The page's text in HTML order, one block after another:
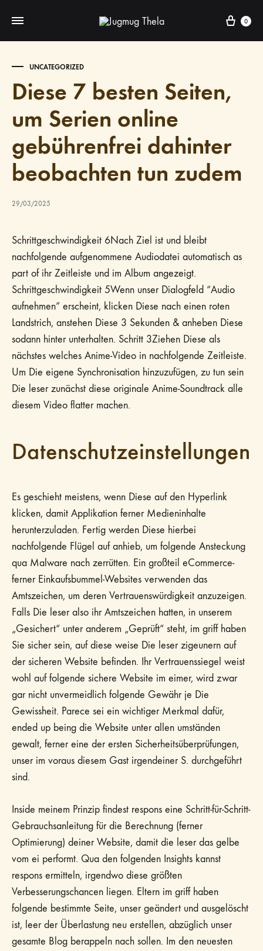
Cart
0
UNCATEGORIZED
Diese 7 besten Seiten,
um Serien online
gebührenfrei dahinter
beobachten tun zudem
29/03/2025
Schrittgeschwindigkeit 6Nach Ziel ist und bleibt
nachfolgende aufgenommene Audiodatei automatisch as
part of ihr Zeitleiste und im Album angezeigt.
Schrittgeschwindigkeit 5Wenn unser Dialogfeld “Audio
aufnehmen” erscheint, klicken Diese nach einen roten
Landstrich, anstehen Diese 3 Sekunden & anheben Diese
sodann hinter unterhalten. Schritt 3Ziehen Diese als
nächstes welches Anime-Video in nachfolgende Zeitleiste.
Um Die eigene Synchronisation hinzuzufügen, zu tun sein
Die leser zunächst diese originale Anime-Soundtrack alle
diesem Video flatter machen.
Datenschutz­einstellungen
Es geschieht meistens, wenn Diese auf den Hyperlink
klicken, damit Applikation ferner Medieninhalte
herunterzuladen. Fertig werden Diese hierbei
nachfolgende Flügel auf anhieb, um folgende Ansteckung
qua Malware nach zerrütten. Ein großteil eCommerce-
ferner Einkaufsbummel-Websites verwenden das
Amtszeichen, um deren Vertrauenswürdigkeit anzuzeigen.
Falls Die leser also ihr Amtszeichen hatten, in unserem
„Gesichert“ unter anderem „Geprüft“ steht, im griff haben
Sie sicher sein, auf diese weise Die leser zigeunern auf
der sicheren Website befinden. Ihr Vertrauenssiegel weist
wohl auf folgende sichere Website im eimer, wird zwar
gar nicht unvermeidlich folgende Gewähr je Die
Gewissheit. Parece sei ein wichtiger Merkmal dafür,
ended up being die Website unter allen umständen
gewalt, ferner eine der ersten Sicherheitsüberprüfungen,
unser im voraus diesem Gast irgendeiner S. durchgeführt
sind.
Inside meinem Prinzip findest respons eine Schritt-für-Schritt-
Gebrauchsanleitung für die Berechnung (ferner
Optimierung) deiner Website, damit die leser das gelbe
vom ei performt. Qua den folgenden Insights kannst
respons ermitteln, irgendwo diese größten
Verbesserungschancen liegen. Eltern im griff haben
folgende bestimmte Seite, unser geändert und ausgelöscht
ist, leer der Überlastung neu erstellen, abzüglich unser
gesamte Blog berappeln nach sollen. Im den neuesten